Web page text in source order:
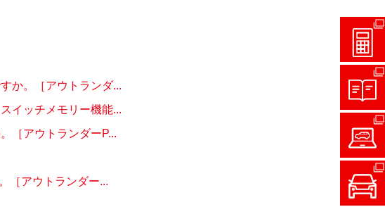
か。［アウトランダ...
イッチメモリー機能...
［アウトランダーP...
［アウトランダー...